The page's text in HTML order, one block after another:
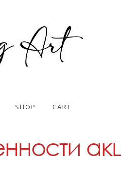
SHOP CART